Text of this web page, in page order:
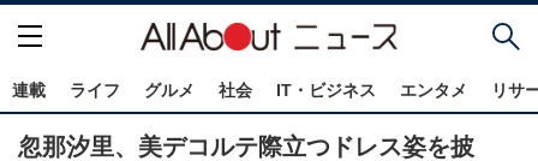
連載 ライフ グルメ 社会 IT・ビジネス エンタメ リサ
忽那汐里、美デコルテ際立つドレス姿を披